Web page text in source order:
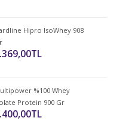
Hipro IsoWhey 908
%100 Whey
Protein 900 Gr